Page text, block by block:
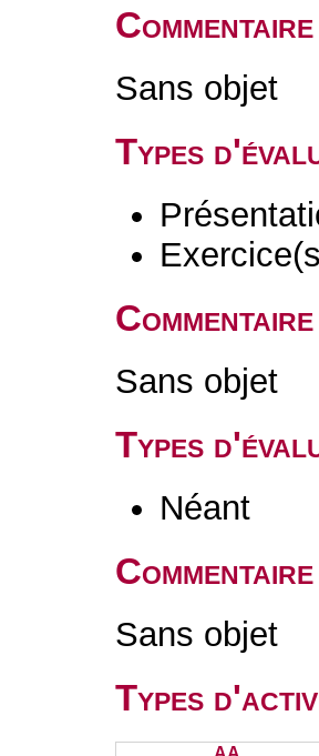
Sans objet
Types
Sans objet
Types
Néant
Sans objet
Types